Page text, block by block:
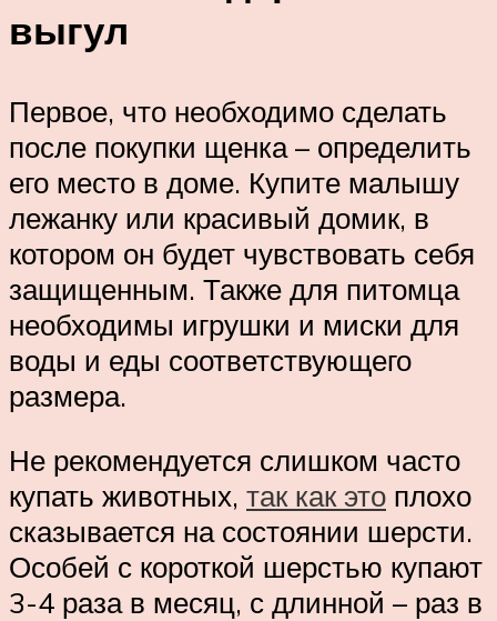
выгул
Первое, что необходимо сделать
после покупки щенка – определить
его место в доме. Купите малышу
лежанку или красивый домик, в
котором он будет чувствовать себя
защищенным. Также для питомца
необходимы игрушки и миски для
воды и еды соответствующего
размера.
Не рекомендуется слишком часто
купать животных, так как это плохо
сказывается на состоянии шерсти.
Особей с короткой шерстью купают
3-4 раза в месяц, с длинной – раз в